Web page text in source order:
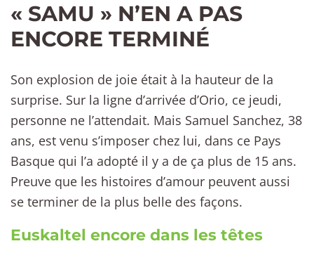
« SAMU » N’EN A PAS
ENCORE TERMINÉ
Son explosion de joie était à la hauteur de la
surprise. Sur la ligne d’arrivée d’Orio, ce jeudi,
personne ne l’attendait. Mais Samuel Sanchez, 38
ans, est venu s’imposer chez lui, dans ce Pays
Basque qui l’a adopté il y a de ça plus de 15 ans.
Preuve que les histoires d’amour peuvent aussi
se terminer de la plus belle des façons.
Euskaltel encore dans les têtes